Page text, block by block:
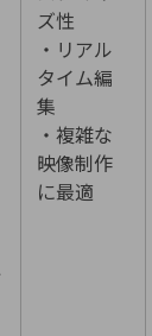
ズ性
・リアル
タイム編
集
・複雑な
映像制作
に最適